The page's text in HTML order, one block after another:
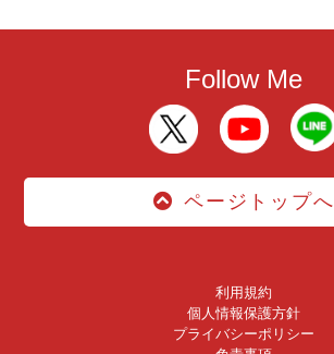
Follow Me
ページトップへ
利用規約
個人情報保護方針
プライバシーポリシー